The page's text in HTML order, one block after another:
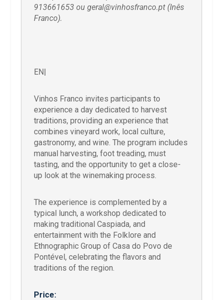
913661653 ou geral@vinhosfranco.pt (Inês
Franco).
EN|
Vinhos Franco invites participants to
experience a day dedicated to harvest
traditions, providing an experience that
combines vineyard work, local culture,
gastronomy, and wine. The program includes
manual harvesting, foot treading, must
tasting, and the opportunity to get a close-
up look at the winemaking process.
The experience is complemented by a
typical lunch, a workshop dedicated to
making traditional Caspiada, and
entertainment with the Folklore and
Ethnographic Group of Casa do Povo de
Pontével, celebrating the flavors and
traditions of the region.
Price: